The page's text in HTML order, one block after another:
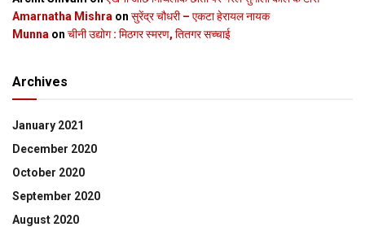
Amarnatha Mishra on सुरेंद्र चौधरी – एकटा हेरायल नायक
Munna on चीनी उद्योग : मिठगर स्‍मरण, तितगर सच्‍चाई
Archives
January 2021
December 2020
October 2020
September 2020
August 2020